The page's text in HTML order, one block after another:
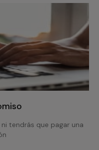
tendrás que pagar una